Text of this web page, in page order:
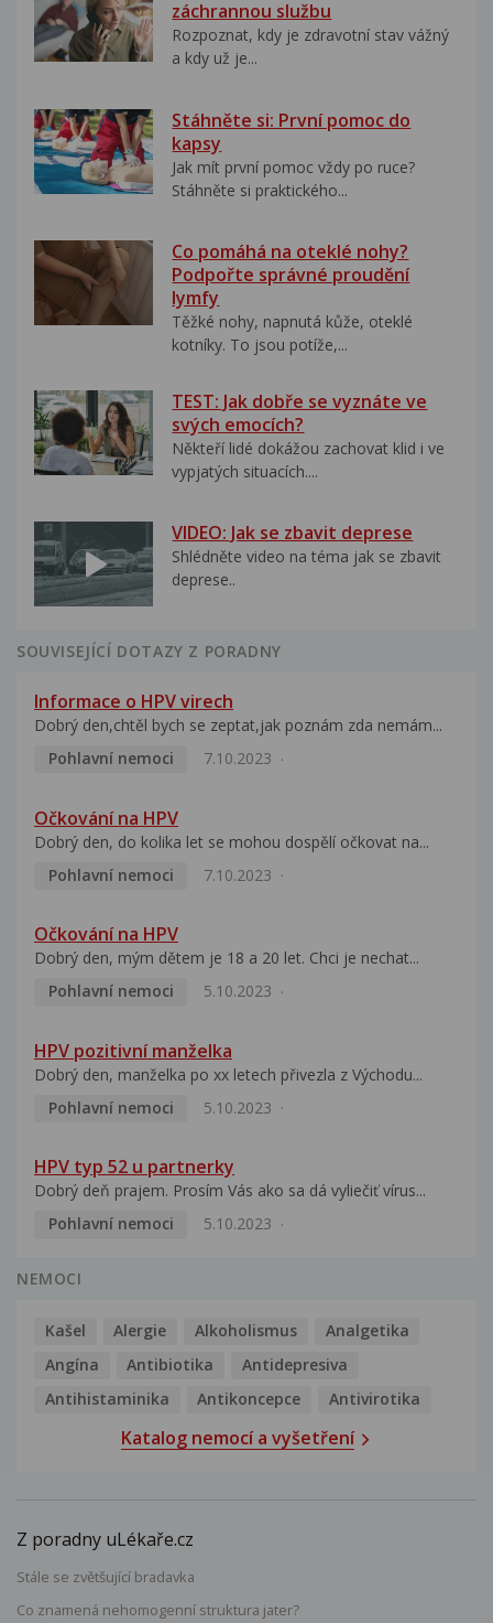
záchrannou službu
Rozpoznat, kdy je zdravotní stav vážný
a kdy už je...
Stáhněte si: První pomoc do
kapsy
Jak mít první pomoc vždy po ruce?
Stáhněte si praktického...
Co pomáhá na oteklé nohy?
Podpořte správné proudění
lymfy
Těžké nohy, napnutá kůže, oteklé
kotníky. To jsou potíže,...
TEST: Jak dobře se vyznáte ve
svých emocích?
Někteří lidé dokážou zachovat klid i ve
vypjatých situacích....
VIDEO: Jak se zbavit deprese
Shlédněte video na téma jak se zbavit
deprese..
SOUVISEJÍCÍ DOTAZY Z PORADNY
Informace o HPV virech
Dobrý den,chtěl bych se zeptat,jak poznám zda nemám...
Pohlavní nemoci
7.10.2023
Očkování na HPV
Dobrý den, do kolika let se mohou dospělí očkovat na...
Pohlavní nemoci
7.10.2023
Očkování na HPV
Dobrý den, mým dětem je 18 a 20 let. Chci je nechat...
Pohlavní nemoci
5.10.2023
HPV pozitivní manželka
Dobrý den, manželka po xx letech přivezla z Východu...
Pohlavní nemoci
5.10.2023
HPV typ 52 u partnerky
Dobrý deň prajem. Prosím Vás ako sa dá vyliečiť vírus...
Pohlavní nemoci
5.10.2023
NEMOCI
Kašel Alergie Alkoholismus
Analgetika
Angína
Antibiotika
Antidepresiva
Antihistaminika
Antikoncepce Antivirotika
Katalog nemocí a vyšetření
Z poradny uLékaře.cz
Stále se zvětšující bradavka
Co znamená nehomogenní struktura jater?